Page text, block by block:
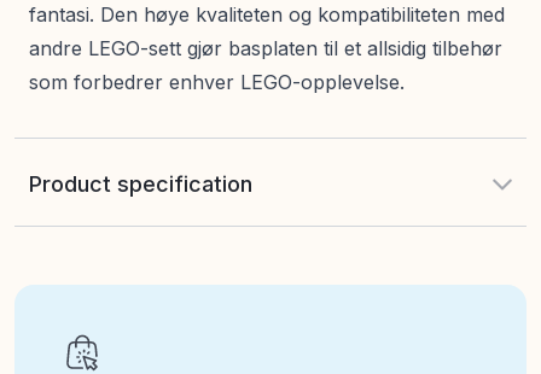
fantasi. Den høye kvaliteten og kompatibiliteten med
andre LEGO-sett gjør basplaten til et allsidig tilbehør
som forbedrer enhver LEGO-opplevelse.
Product specification
5702017185279